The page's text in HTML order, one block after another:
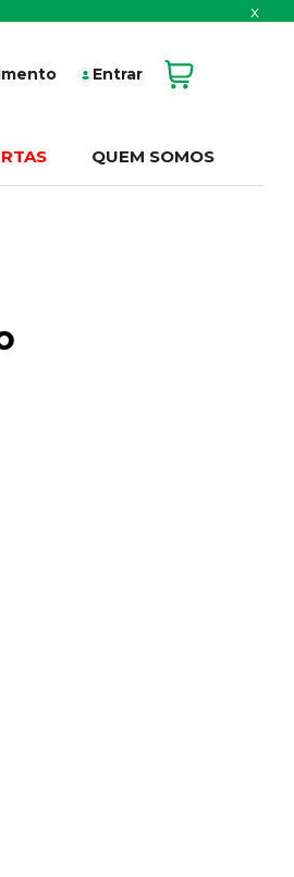
x
Entrar
QUEM SOMOS